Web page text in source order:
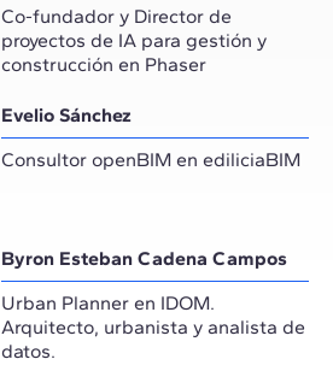
Co-fundador y Director de
proyectos de IA para gestión y
construcción en Phaser
Evelio Sánchez
Consultor openBIM en ediliciaBIM
Byron Esteban Cadena Campos
Urban Planner en IDOM.
Arquitecto, urbanista y analista de
datos.